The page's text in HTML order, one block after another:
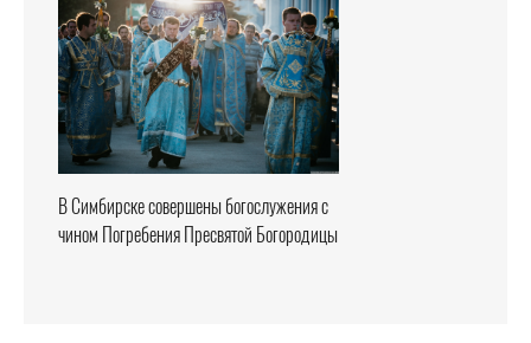
В Симбирске совершены богослужения с
чином Погребения Пресвятой Богородицы